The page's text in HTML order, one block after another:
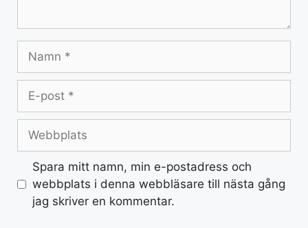
Spara mitt namn, min e-postadress och
webbplats i denna webbläsare till nästa gång
jag skriver en kommentar.